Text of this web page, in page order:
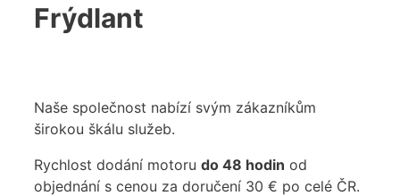
Frýdlant
Naše společnost nabízí svým zákazníkům
širokou škálu služeb.
Rychlost dodání motoru do 48 hodin od
objednání s cenou za doručení 30 € po celé ČR.